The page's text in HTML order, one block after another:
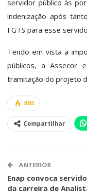
servidor público às
indenização após
FGTS para esse
Tendo em vista a
públicos, a Assecor
tramitação do projeto
605
Compartilhar
ANTERIOR
Enap convoca
da carreira de